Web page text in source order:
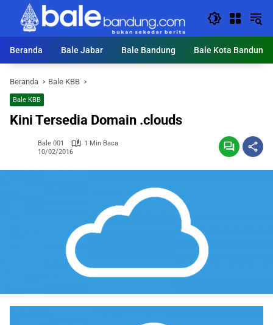
Langsung
konten
Beranda
Bale Jabar Bale Bandung Bale Kota Bandung
Beranda Bale KBB
Bale KBB
Kini Tersedia Domain .clouds
Bale 001
1 Min Baca
10/02/2016